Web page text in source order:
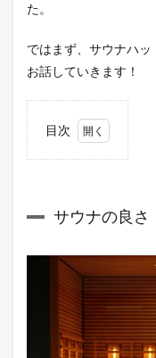
た。
ではまず、サウナハ
お話していきます！
目次
ナハ
の効
果に
つい
サウナの良さ